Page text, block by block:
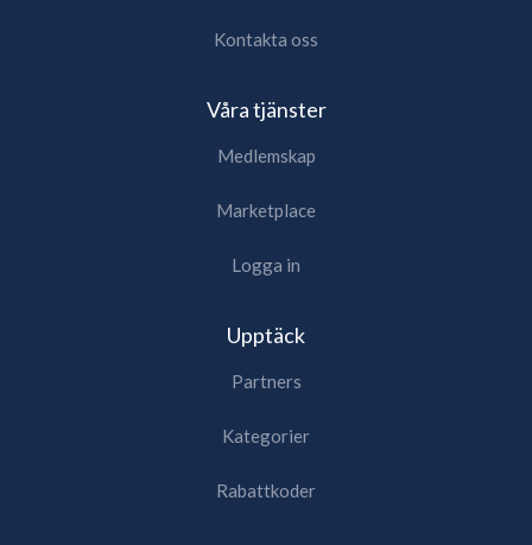
Kontakta oss
Våra tjänster
Medlemskap
Marketplace
Logga in
Upptäck
Partners
Kategorier
Rabattkoder